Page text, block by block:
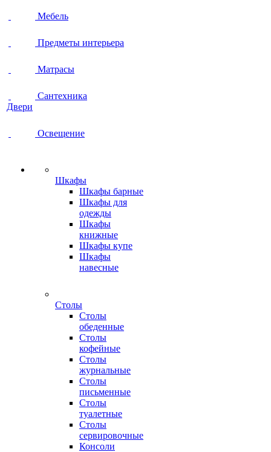
Мебель
Предметы интерьера
Матрасы
Сантехника
Двери
Освещение
Шкафы
Шкафы барные
Шкафы для
одежды
Шкафы
книжные
Шкафы купе
Шкафы
навесные
Столы
Столы
обеденные
Столы
кофейные
Столы
журнальные
Столы
письменные
Столы
туалетные
Столы
сервировочные
Консоли